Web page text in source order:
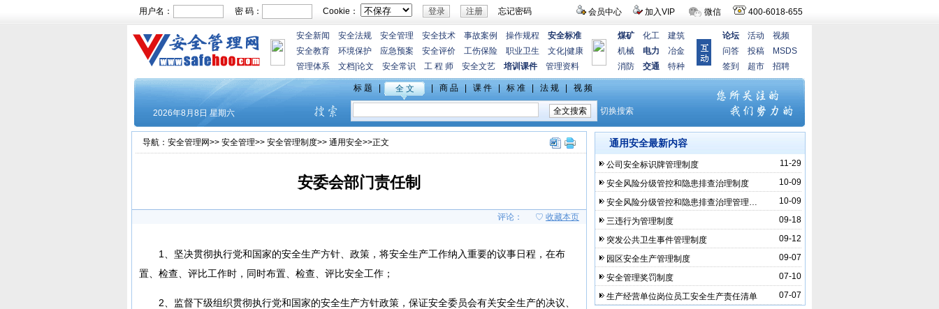
会员中心 加入VIP 微信 400-6018-655
用户名： 密 码： Cookie： 忘记密码
安全新闻 安全法规 安全管理 安全技术 事故案例 操作规程
安全标准
安全教育
环境保护 应急预案 安全评价 工伤保险 职业卫生 文化 健康
管理体系
文档 论文 安全常识 工 程 师 安全文艺 培训课件 管理资料
煤矿 化工
建筑
机械
电力
冶金
消防
交通 特种
论坛 活动
视频
问答
投稿
MSDS
签到
超市 招聘
导航： 安全管理网>> 安全管理>> 安全管理制度>> 通用安全>>正文
安委会部门责任制
评论： ♡ 收藏本页
1、坚决贯彻执行党和国家的安全生产方针、政策，将安全生产工作纳入重要的议事日程，在布
置、检查、评比工作时，同时布置、检查、评比安全工作；
2、监督下级组织贯彻执行党和国家的安全生产方针政策，保证安全委员会有关安全生产的决议、
通用安全最新内容
11-29
公司安全标识牌管理制度
10-09
安全风险分级管控和隐患排查治理制度
10-09
安全风险分级管控和隐患排查治理管理…
09-18
三违行为管理制度
09-12
突发公共卫生事件管理制度
09-07
园区安全生产管理制度
07-10
安全管理奖罚制度
07-07
生产经营单位岗位员工安全生产责任清单